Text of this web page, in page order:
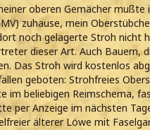
oberen Gemächer
zuhause, mein
noch gelagerte Stroh nicht
dieser Art. Auch Bauern,
Das Stroh wird kostenlos
geboten: Strohfreies
im beliebigen Reimschema,
per Anzeige im nächsten
älterer Löwe mit